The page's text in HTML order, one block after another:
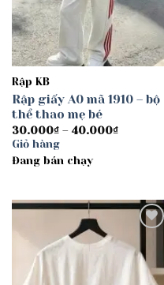
Rập KB
Rập giấy A0 mã 1910 – bộ
thể thao mẹ bé
30.000₫ – 40.000₫Khoảng
Giỏ hàng
Đang bán chạy
wishlist